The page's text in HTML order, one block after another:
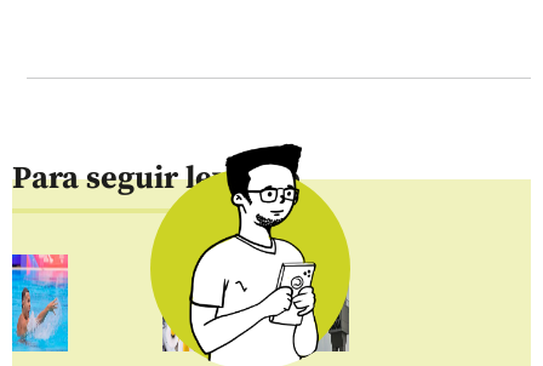
Para seguir leyendo